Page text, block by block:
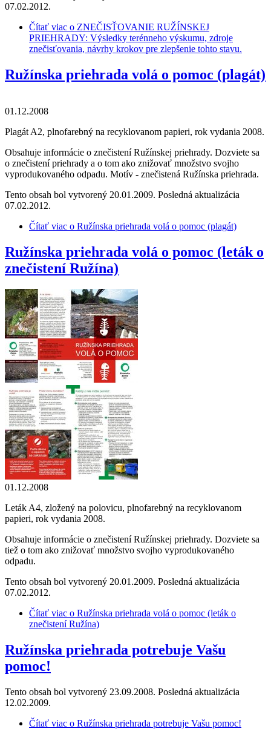
07.02.2012.
Čítať viac o ZNEČISŤOVANIE RUŽÍNSKEJ
PRIEHRADY: Výsledky terénneho výskumu, zdroje
znečisťovania, návrhy krokov pre zlepšenie tohto stavu.
Ružínska priehrada volá o pomoc (plagát)
01.12.2008
Plagát A2, plnofarebný na recyklovanom papieri, rok vydania 2008.
Obsahuje informácie o znečistení Ružínskej priehrady. Dozviete sa
o znečistení priehrady a o tom ako znižovať množstvo svojho
vyprodukovaného odpadu. Motív - znečistená Ružínska priehrada.
Tento obsah bol vytvorený 20.01.2009. Posledná aktualizácia
07.02.2012.
Čítať viac o Ružínska priehrada volá o pomoc (plagát)
Ružínska priehrada volá o pomoc (leták o
znečistení Ružína)
01.12.2008
Leták A4, zložený na polovicu, plnofarebný na recyklovanom
papieri, rok vydania 2008.
Obsahuje informácie o znečistení Ružínskej priehrady. Dozviete sa
tiež o tom ako znižovať množstvo svojho vyprodukovaného
odpadu.
Tento obsah bol vytvorený 20.01.2009. Posledná aktualizácia
07.02.2012.
Čítať viac o Ružínska priehrada volá o pomoc (leták o
znečistení Ružína)
Ružínska priehrada potrebuje Vašu
pomoc!
Tento obsah bol vytvorený 23.09.2008. Posledná aktualizácia
12.02.2009.
Čítať viac o Ružínska priehrada potrebuje Vašu pomoc!